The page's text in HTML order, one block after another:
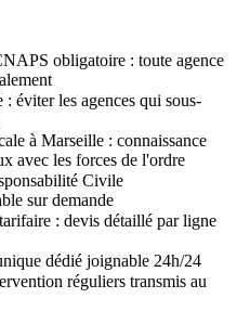
obligatoire : toute agence
les agences qui sous-
à Marseille : connaissance
avec les forces de l'ordre
Civile
sur demande
: devis détaillé par ligne
dédié joignable 24h/24
réguliers transmis au